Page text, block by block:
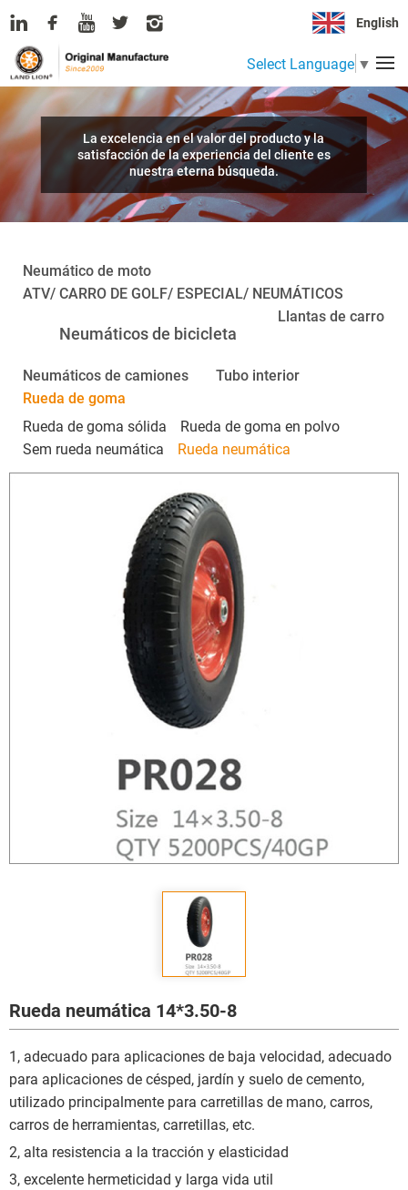
English
Select Language ▼
La excelencia en el valor del producto y la
satisfacción de la experiencia del cliente es
nuestra eterna búsqueda.
Neumático de moto
ATV/ CARRO DE GOLF/ ESPECIAL/ NEUMÁTICOS
Neumáticos de bicicleta
Llantas de carro
Neumáticos de camiones
Tubo interior
Rueda de goma
Rueda de goma sólida
Rueda de goma en polvo
Sem rueda neumática
Rueda neumática
Rueda neumática 14*3.50-8
1, adecuado para aplicaciones de baja velocidad, adecuado
para aplicaciones de césped, jardín y suelo de cemento,
utilizado principalmente para carretillas de mano, carros,
carros de herramientas, carretillas, etc.
2, alta resistencia a la tracción y elasticidad
3, excelente hermeticidad y larga vida util